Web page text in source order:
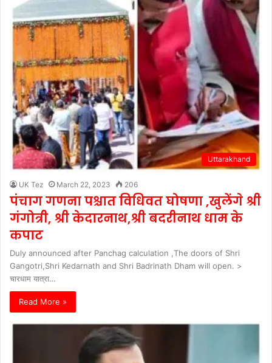
Uttarakhand
UK Tez March 22, 2023 206
पंचाग गणना पश्चात विधिवत घोषणा ,खुलेंगे श्री
गंगोत्री, श्री केदारनाथ,श्री बदरीनाथ धाम के
कपाट
Duly announced after Panchag calculation ,The doors of Shri
Gangotri,Shri Kedarnath and Shri Badrinath Dham will open. >
चारधाम यात्रा…
Read More »